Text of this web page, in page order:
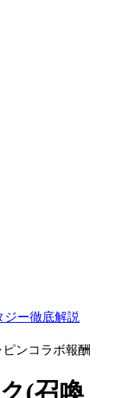
ー徹底解説
ンコラボ報酬
(召喚